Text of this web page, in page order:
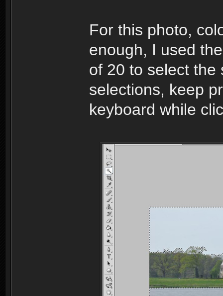
For this photo,
enough, I used
of 20 to select the
selections, keep
keyboard while